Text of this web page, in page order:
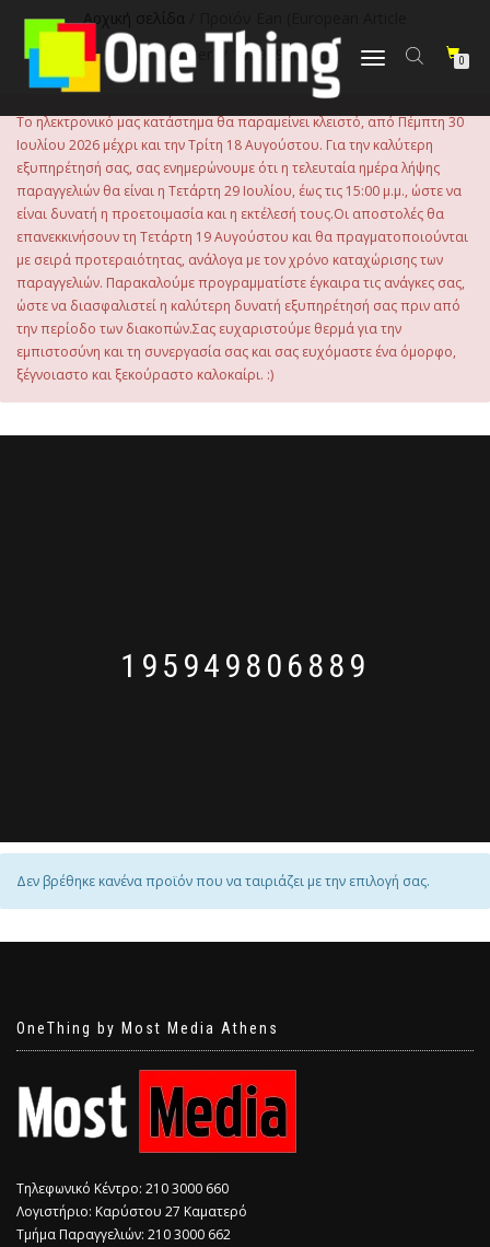
περιεχόμενο
Εναλλαγή
0
Αρχική σελίδα
Number) / 195949806889
Το ηλεκτρονικό μας κατάστημα θα παραμείνει κλειστό, από Πέμπτη 30
Ιουλίου 2026 μέχρι και την Τρίτη 18 Αυγούστου. Για την καλύτερη
εξυπηρέτησή σας, σας ενημερώνουμε ότι η τελευταία ημέρα λήψης
παραγγελιών θα είναι η Τετάρτη 29 Ιουλίου, έως τις 15:00 μ.μ., ώστε να
είναι δυνατή η προετοιμασία και η εκτέλεσή τους.Οι αποστολές θα
επανεκκινήσουν τη Τετάρτη 19 Αυγούστου και θα πραγματοποιούνται
με σειρά προτεραιότητας, ανάλογα με τον χρόνο καταχώρισης των
παραγγελιών. Παρακαλούμε προγραμματίστε έγκαιρα τις ανάγκες σας,
ώστε να διασφαλιστεί η καλύτερη δυνατή εξυπηρέτησή σας πριν από
την περίοδο των διακοπών.Σας ευχαριστούμε θερμά για την
εμπιστοσύνη και τη συνεργασία σας και σας ευχόμαστε ένα όμορφο,
ξέγνοιαστο και ξεκούραστο καλοκαίρι. :)
195949806889
Δεν βρέθηκε κανένα προϊόν που να ταιριάζει με την επιλογή σας.
OneThing by Most Media Athens
Τηλεφωνικό Κέντρο: 210 3000 660
Λογιστήριο: Καρύστου 27 Καματερό
Τμήμα Παραγγελιών: 210 3000 662